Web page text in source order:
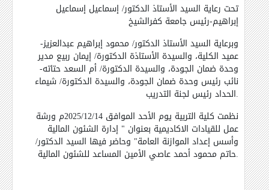
تحت رعاية السيد الأستاذ الدكتور/ إسماعيل إسماعيل
إبراهيم-رئيس جامعة كفرالشيخ
وبرعاية السيد الأستاذ الدكتور/ محمود إبراهيم عبدالعزيز-
عميد الكلية، والسيدة الأستاذة الدكتورة/ إيمان ربيع مدير
وحدة ضمان الجودة، والسيدة الدكتورة/ أم السعد حتاته-
نائب رئيس وحدة ضمان الجودة، والسيدة الدكتورة/ شيماء
الحداد رئيس لجنة التدريب.
نظمت كلية التربية يوم الأحد الموافق 2025/12/14م ورشة
عمل للقيادات الاكاديمية بعنوان " إدارة الشئون المالية
وأسس إعداد الموازنة العامة" وحاضر فيها السيد الدكتور/
حاتم محمود أحمد عاصي الأمين المساعد للشئون المالية.